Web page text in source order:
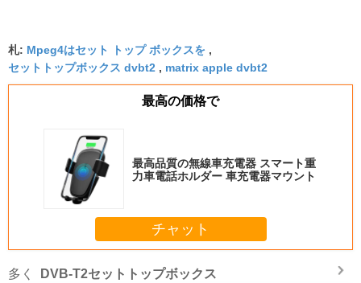
finding that sweet spot makes all the difference.
No more eye strain during long sessions. Highly
recommend taking the time to set it up
properly!""The Pico 4's visual clarity is fantastic
adjustment is smooth, and finding that sweet spot
makes all the difference. No more eye strain
during long sessions. Highly r
札: Mpeg4はセット トップ ボックスを ,
セットトップボックス dvbt2 , matrix apple dvbt2
最高の価格で
最高品質の無線車充電器 スマート重
力車電話ホルダー 車充電器マウント
チャット
多く DVB-T2セットトップボックス